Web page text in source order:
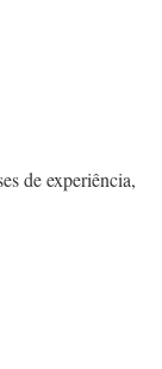
de experiência,